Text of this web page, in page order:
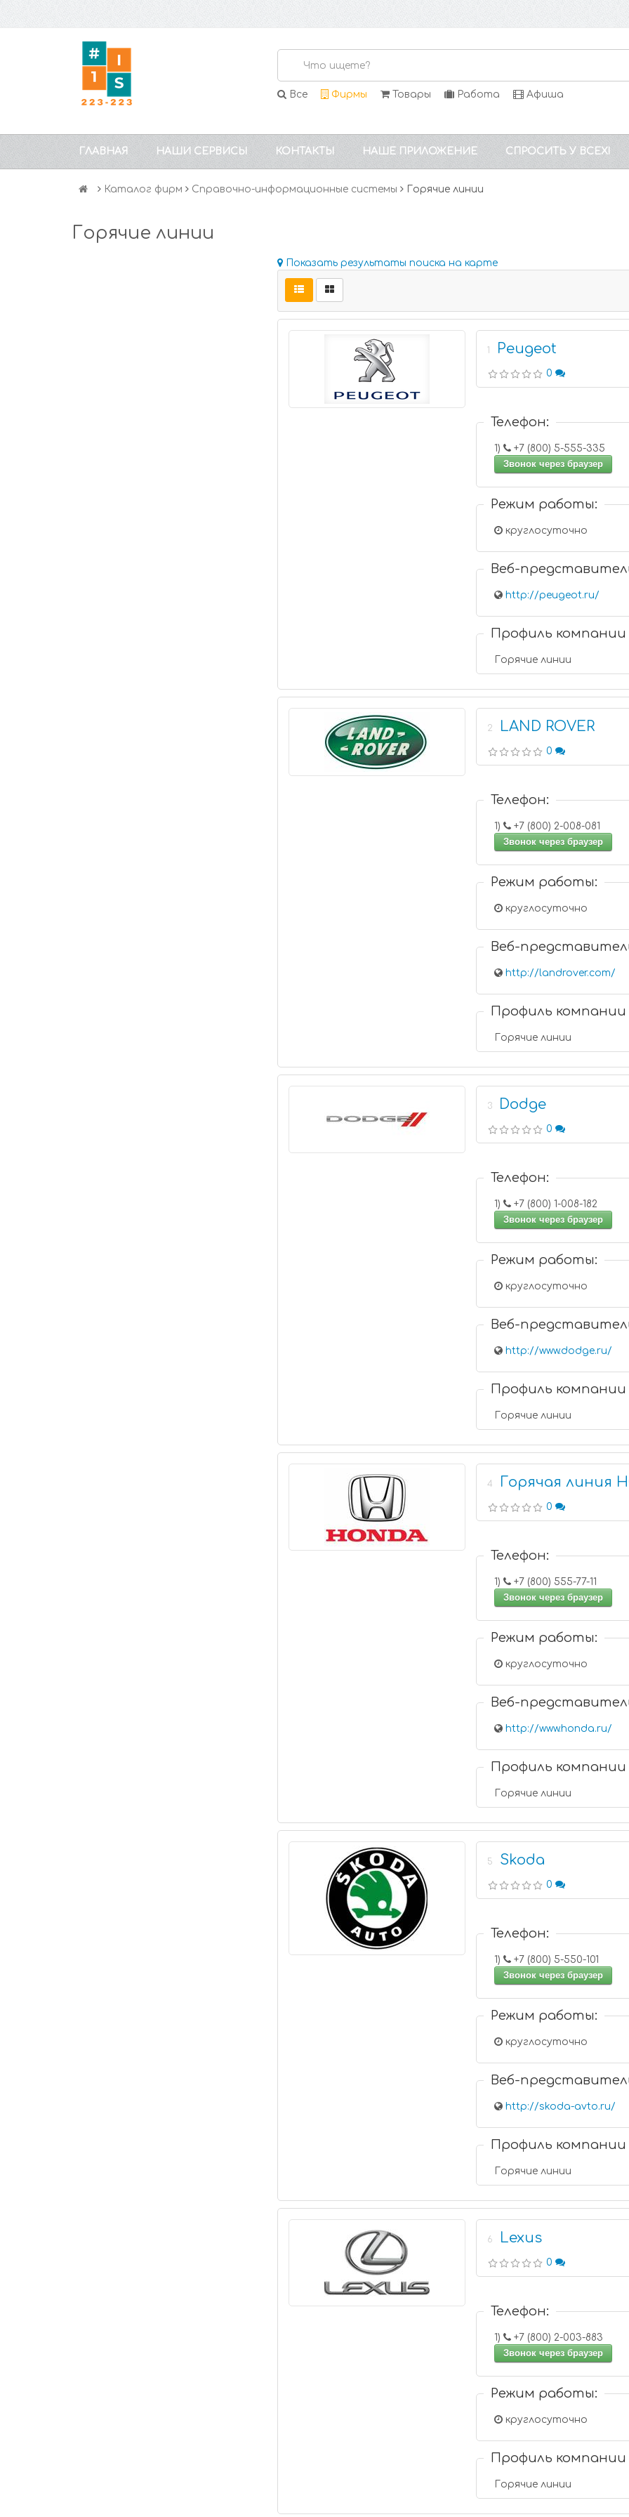
Все Фирмы Товары Работа Афиша
ГЛАВНАЯ НАШИ СЕРВИСЫ КОНТАКТЫ НАШЕ ПРИЛОЖЕНИЕ СПРОСИТЬ У ВСЕХ!
Каталог фирм Справочно-информационные системы Горячие линии
Горячие линии
Показать результаты поиска на карте
1 Peugeot
0
Телефон:
1)
+7 (800) 5-555-335
Звонок через браузер
Режим работы:
круглосуточно
Веб-
http://peugeot.ru/
Профиль компании
Горячие линии
2 LAND ROVER
0
Телефон:
1)
+7 (800) 2-008-081
Звонок через браузер
Режим работы:
круглосуточно
Веб-
http://landrover.com/
Профиль компании
Горячие линии
3 Dodge
0
Телефон:
1)
+7 (800) 1-008-182
Звонок через браузер
Режим работы:
круглосуточно
Веб-
http://www.dodge.ru/
Профиль компании
Горячие линии
4 Горячая линия
0
Телефон:
1)
+7 (800) 555-77-11
Звонок через браузер
Режим работы:
круглосуточно
Веб-
http://www.honda.ru/
Профиль компании
Горячие линии
5 Skoda
0
Телефон:
1)
+7 (800) 5-550-101
Звонок через браузер
Режим работы:
круглосуточно
Веб-
http://skoda-avto.ru/
Профиль компании
Горячие линии
6 Lexus
0
Телефон:
1)
+7 (800) 2-003-883
Звонок через браузер
Режим работы:
круглосуточно
Профиль компании
Горячие линии